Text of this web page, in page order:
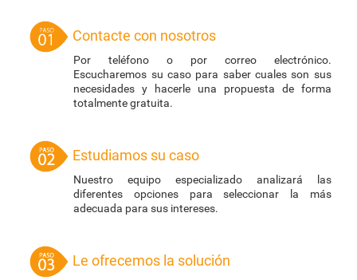
Contacte con nosotros
Por teléfono o por correo electrónico.
Escucharemos su caso para saber cuales son sus
necesidades y hacerle una propuesta de forma
totalmente gratuita.
Estudiamos su caso
Nuestro equipo especializado analizará las
diferentes opciones para seleccionar la más
adecuada para sus intereses.
Le ofrecemos la solución